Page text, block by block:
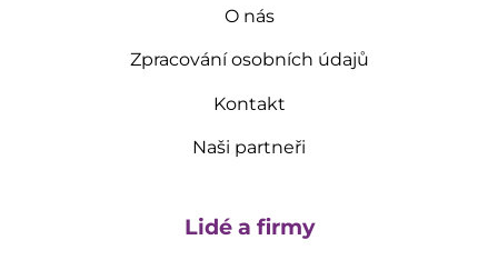
O nás
Zpracování osobních údajů
Kontakt
Naši partneři
Lidé a firmy